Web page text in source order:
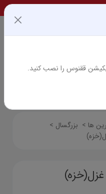
ها > بزرگسال >
ققنوس را نصب کنید.